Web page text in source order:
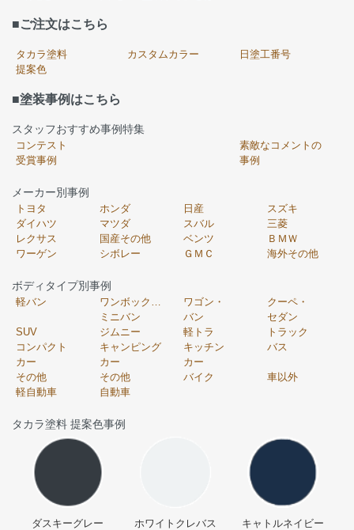
■ご注文はこちら
タカラ塗料
提案色
カスタムカラー 日塗工番号
■塗装事例はこちら
スタッフおすすめ事例特集
コンテスト
受賞事例
素敵なコメントの
事例
メーカー別事例
トヨタ ホンダ 日産
スズキ
ダイハツ
マツダ スバル
三菱
レクサス
国産その他 ベンツ
ＢＭＷ
ワーゲン
シボレー ＧＭＣ 海外その他
ボディタイプ別事例
軽バン
ワンボックス・
ミニバン
ワゴン・
バン
クーペ・
セダン
SUV
ジムニー 軽トラ
トラック
コンパクト
カー
キャンピング
カー
キッチン
カー
バス
その他
軽自動車
その他
自動車
バイク 車以外
タカラ塗料 提案色事例
ダスキーグレー ホワイトクレバス キャトルネイビー